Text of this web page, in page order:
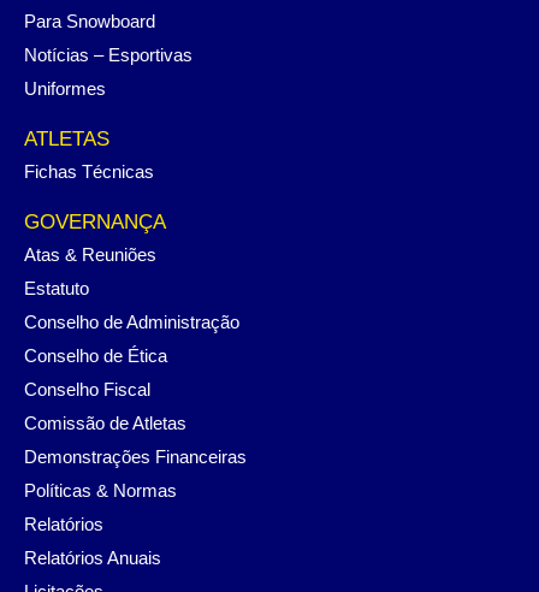
Para Snowboard
Notícias – Esportivas
Uniformes
ATLETAS
Fichas Técnicas
GOVERNANÇA
Atas & Reuniões
Estatuto
Conselho de Administração
Conselho de Ética
Conselho Fiscal
Comissão de Atletas
Demonstrações Financeiras
Políticas & Normas
Relatórios
Relatórios Anuais